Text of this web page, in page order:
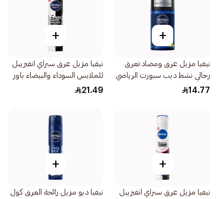
+
نيفيا مزيل عرق ومضاد تعرق
رجالي نشط ديب سبورت الرياضي
50مل
14.77
+
نيفيا مزيل عرق سبراي انفيزيبل
للملابس السوداء والبيضاء باور
للرجال 200مل
21.49
+
نيفيا مزيل عرق سبراي انفيزيبل
+
نيفيا ديو مزيل رائحة العرق كول